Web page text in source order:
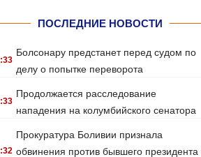
ПОСЛЕДНИЕ НОВОСТИ
Болсонару предстанет перед судом по
делу о попытке переворота
Продолжается расследование
нападения на колумбийского сенатора
Прокуратура Боливии признала
обвинения против бывшего президента